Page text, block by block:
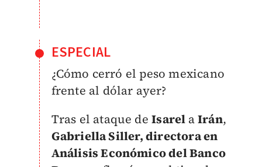
ESPECIAL
¿Cómo cerró el peso mexicano
frente al dólar ayer?
Tras el ataque deIsarel aIrán,
Gabriella Siller, directora en
Análisis Económico del Banco